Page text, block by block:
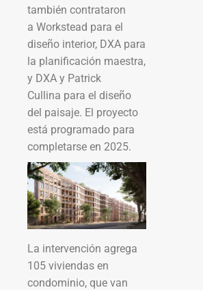
también contrataron
a Workstead para el
diseño interior, DXA para
la planificación maestra,
y DXA y Patrick
Cullina para el diseño
del paisaje. El proyecto
está programado para
completarse en 2025.
La intervención agrega
105 viviendas en
condominio, que van